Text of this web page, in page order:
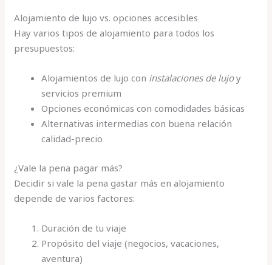
Alojamiento de lujo vs. opciones accesibles
Hay varios tipos de alojamiento para todos los
presupuestos:
Alojamientos de lujo con instalaciones de lujoy
servicios premium
Opciones económicas con comodidades básicas
Alternativas intermedias con buena relación
calidad-precio
¿Vale la pena pagar más?
Decidir si vale la pena gastar más en alojamiento
depende de varios factores:
Duración de tu viaje
Propósito del viaje (negocios, vacaciones,
aventura)